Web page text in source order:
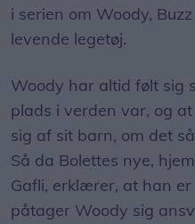
i serien om Woody,
levende legetøj.
Woody har altid følt sig
plads i verden var, og
sig af sit barn, om det
Så da Bolettes nye,
Gafli, erklærer, at han er
påtager Woody sig